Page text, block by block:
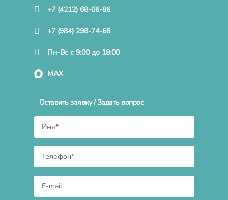
+7 (4212) 68-06-86
+7 (984) 298-74-68
Пн-Вс с 9:00 до 18:00
MAX
Оставить заявку / Задать вопрос